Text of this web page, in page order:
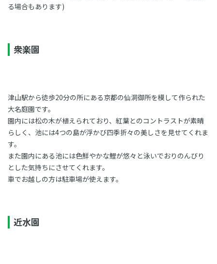
る場合もあります)
衆楽園
津山駅から徒歩20分の所にある京都の仙洞御所を模して作られた
大名庭園です。
園内には松の木が植えられており、紅葉とのコントラストが素晴
らしく、池には4つの島が浮かび四季折々の美しさを見せてくれま
す。
また園内にある池には色鮮やかな鯉が悠々と泳いでおりのんびり
とした気持ちにさせてくれます。
車でお越しの方は駐車場が使えます。
近水園